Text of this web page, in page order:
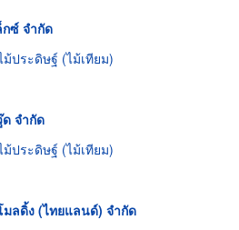
ซ์ จำกัด
ม้ประดิษฐ์ (ไม้เทียม)
จำกัด
ม้ประดิษฐ์ (ไม้เทียม)
มลดิ้ง (ไทยแลนด์) จำกัด